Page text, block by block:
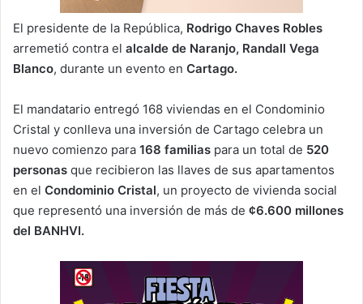
El presidente de la República, Rodrigo Chaves Robles
arremetió contra el alcalde de Naranjo, Randall Vega
Blanco, durante un evento en Cartago.
El mandatario entregó 168 viviendas en el Condominio
Cristal y conlleva una inversión de Cartago celebra un
nuevo comienzo para 168 familias para un total de 520
personas que recibieron las llaves de sus apartamentos
en el Condominio Cristal, un proyecto de vivienda social
que representó una inversión de más de ¢6.600 millones
del BANHVI.